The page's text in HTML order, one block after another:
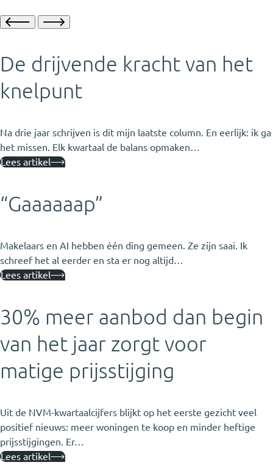
De drijvende kracht van het
knelpunt
Na drie jaar schrijven is dit mijn laatste column. En eerlijk: ik ga
het missen. Elk kwartaal de balans opmaken…
Lees artikel
“Gaaaaaap”
Makelaars en AI hebben één ding gemeen. Ze zijn saai. Ik
schreef het al eerder en sta er nog altijd…
Lees artikel
30% meer aanbod dan begin
van het jaar zorgt voor
matige prijsstijging
Uit de NVM-kwartaalcijfers blijkt op het eerste gezicht veel
positief nieuws: meer woningen te koop en minder heftige
prijsstijgingen. Er…
Lees artikel